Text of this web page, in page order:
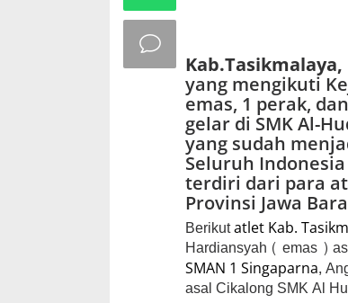
Kab.Tasikmalaya,
yang mengikuti
emas, 1 perak,
gelar di SMK Al-
yang sudah
Seluruh
terdiri dari para
Provinsi Jawa
Berikutatlet Kab.
Hardiansyah ( emas )
SMAN 1 Singaparna,
asal Cikalong SMK Al